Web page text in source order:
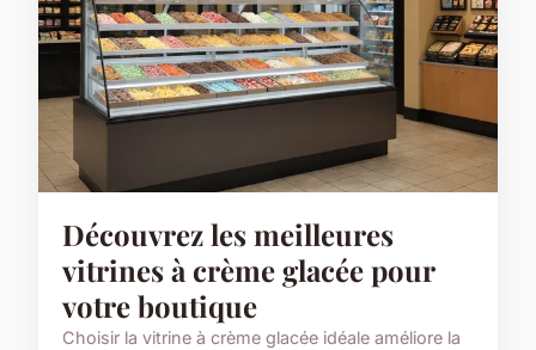
Découvrez les meilleures
vitrines à crème glacée pour
votre boutique
Choisir la vitrine à crème glacée idéale améliore la